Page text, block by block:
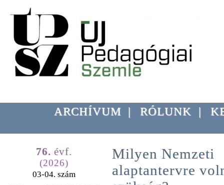
ARCHÍVUM | RÓLUNK |
76. évf.
(2026)
03-04. szám
Milyen Nemzeti
alaptantervre